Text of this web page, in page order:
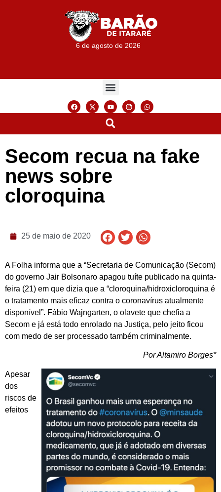
6 de agosto de 2026
Secom recua na fake
news sobre
cloroquina
25 de maio de 2020
A Folha informa que a “Secretaria de Comunicação (Secom)
do governo Jair Bolsonaro apagou tuíte publicado na quinta-
feira (21) em que dizia que a “cloroquina/hidroxicloroquina é
o tratamento mais eficaz contra o coronavírus atualmente
disponível”. Fábio Wajngarten, o olavete que chefia a
Secom e já está todo enrolado na Justiça, pelo jeito ficou
com medo de ser processado também criminalmente.
Por Altamiro Borges*
Apesar
dos
riscos de
efeitos